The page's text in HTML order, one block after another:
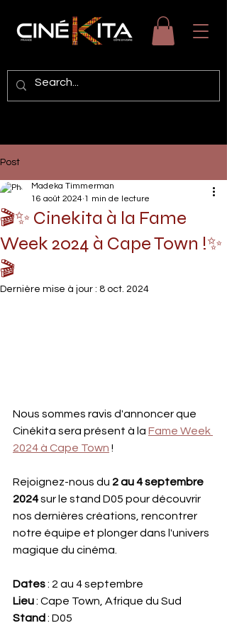
Post
🎬✨ Cinekita à la Fame
Week 2024 à Cape Town !✨
🎬
Madeka Timmerman
16 août 2024 1 min de lecture
Dernière mise à jour : 8 oct. 2024
Nous sommes ravis d'annoncer que
Cinékita sera présent à la Fame Week
2024 à Cape Town !
Rejoignez-nous du 2 au 4 septembre
2024 sur le stand D05 pour découvrir
nos dernières créations, rencontrer
notre équipe et plonger dans l'univers
magique du cinéma.
Dates : 2 au 4 septembre
Lieu : Cape Town, Afrique du Sud
Stand : D05